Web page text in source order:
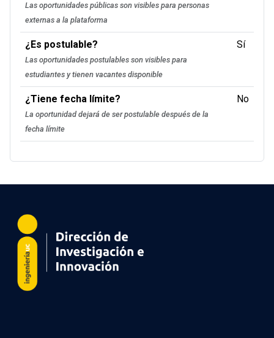
Las oportunidades públicas son visibles para personas
externas a la plataforma
¿Es postulable?
Las oportunidades postulables son visibles para
estudiantes y tienen vacantes disponible
Sí
¿Tiene fecha límite?
La oportunidad dejará de ser postulable después de la
fecha límite
No